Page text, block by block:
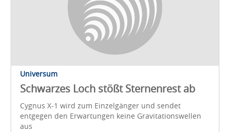
Universum
Schwarzes Loch stößt Sternenrest ab
Cygnus X-1 wird zum Einzelgänger und sendet
entgegen den Erwartungen keine Gravitationswellen
aus